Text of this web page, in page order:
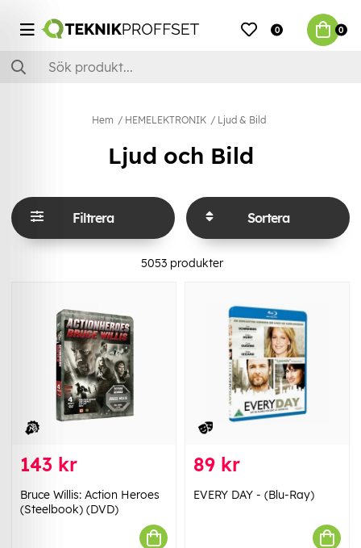
0 0
Hem HEMELEKTRONIK Ljud & Bild
Ljud och Bild
Filtrera Sortera
5053 produkter
143 kr
Bruce Willis: Action Heroes
(Steelbook) (DVD)
89 kr
EVERY DAY - (Blu-Ray)